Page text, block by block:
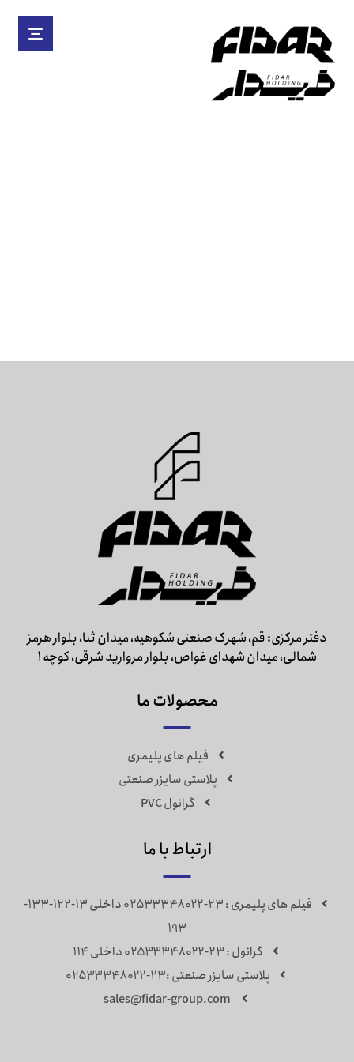
دفتر مرکزی: قم، شهرک صنعتی شکوهیه، میدان ثنا، بلوار هرمز
شمالی، میدان شهدای غواص، بلوار مروارید شرقی، کوچه 1
محصولات ما
فیلم های پلیمری
پلاستی سایزر صنعتی
گرانول PVC
ارتباط با ما
فیلم های پلیمری : 23-02533348022 داخلی 13-122-133-
193
گرانول : 23-02533348022 داخلی 114
پلاستی سایزر صنعتی :23-02533348022